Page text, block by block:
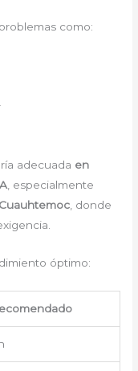
como:
adecuada en
, especialmente
Cuauhtemoc , donde
óptimo: